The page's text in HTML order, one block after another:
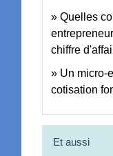
Quelles
chiffre
Un micro-
cotisation
Et aussi